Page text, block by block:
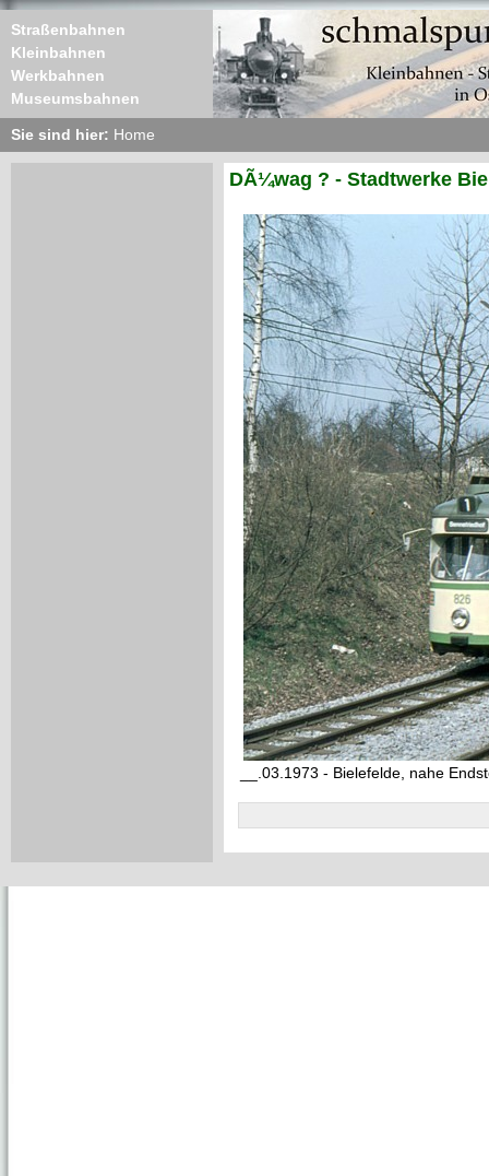
Straßenbahnen
Kleinbahnen
Werkbahnen
Museumsbahnen
Sie sind hier: Home
DÃ¼wag ? - Stadtwerke
__.03.1973 - Bielefelde, nahe